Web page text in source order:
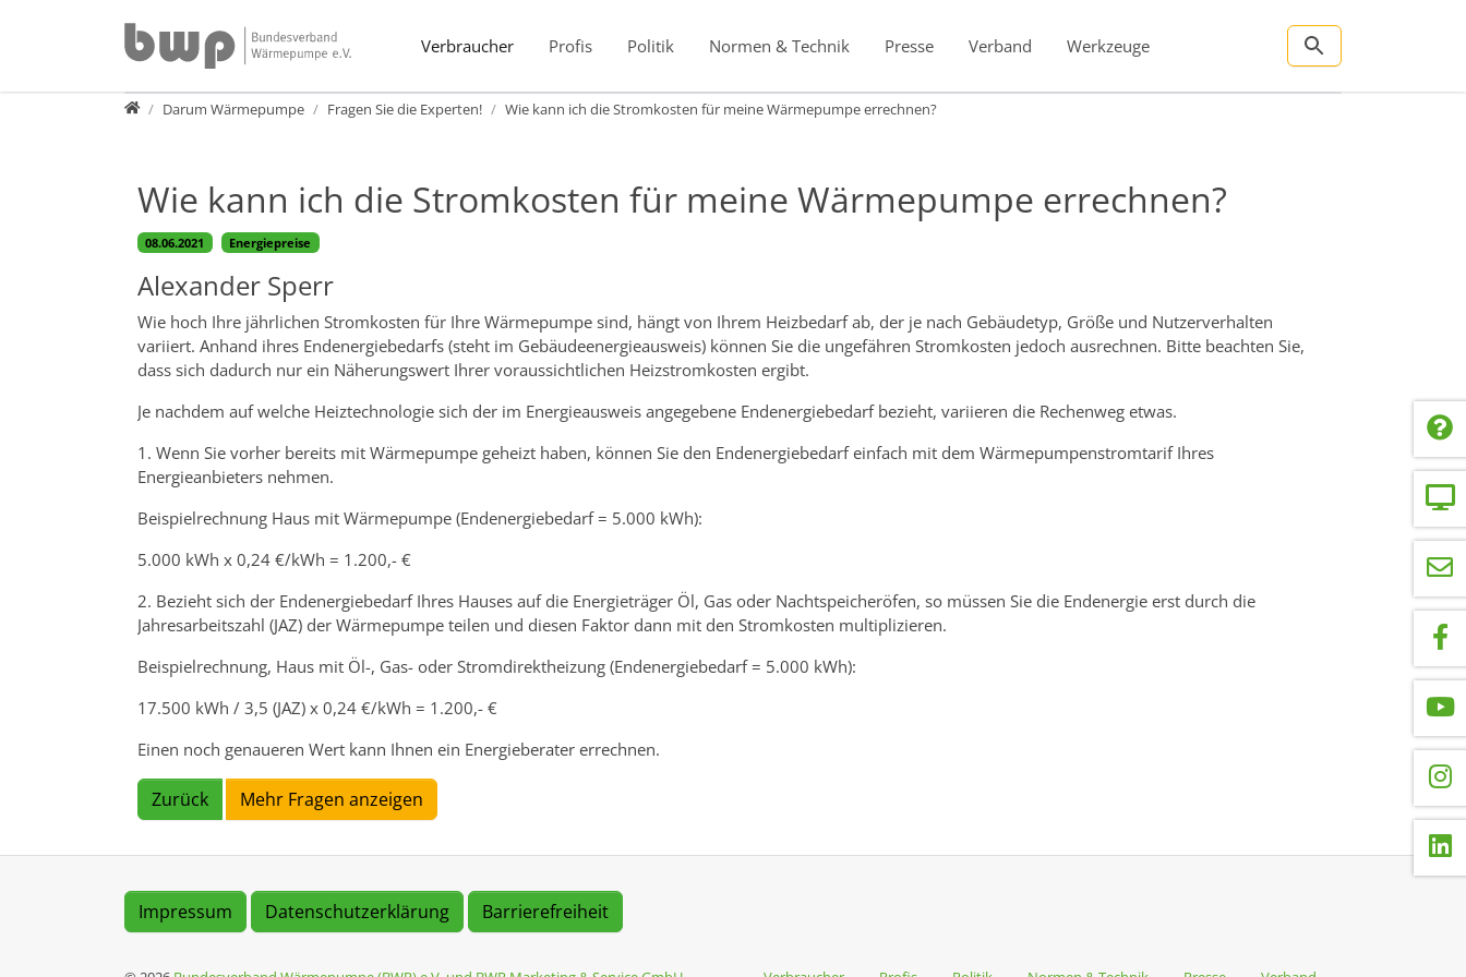
Verbraucher
Profis Politik Normen & Technik Presse Verband Werkzeuge
Verbraucher
Darum Wärmepumpe Fragen Sie die Experten! Wie kann ich die Stromkosten für meine Wärmepumpe errechnen?
Wie kann ich die Stromkosten für meine Wärmepumpe errechnen?
08.06.2021 Energiepreise
Alexander Sperr
Wie hoch Ihre jährlichen Stromkosten für Ihre Wärmepumpe sind, hängt von Ihrem Heizbedarf ab, der je nach Gebäudetyp, Größe und Nutzerverhalten
variiert. Anhand ihres Endenergiebedarfs (steht im Gebäudeenergieausweis) können Sie die ungefähren Stromkosten jedoch ausrechnen. Bitte beachten Sie,
dass sich dadurch nur ein Näherungswert Ihrer voraussichtlichen Heizstromkosten ergibt.
Je nachdem auf welche Heiztechnologie sich der im Energieausweis angegebene Endenergiebedarf bezieht, variieren die Rechenweg etwas.
1. Wenn Sie vorher bereits mit Wärmepumpe geheizt haben, können Sie den Endenergiebedarf einfach mit dem Wärmepumpenstromtarif Ihres
Energieanbieters nehmen.
Beispielrechnung Haus mit Wärmepumpe (Endenergiebedarf = 5.000 kWh):
5.000 kWh x 0,24 €/kWh = 1.200,- €
2. Bezieht sich der Endenergiebedarf Ihres Hauses auf die Energieträger Öl, Gas oder Nachtspeicheröfen, so müssen Sie die Endenergie erst durch die
Jahresarbeitszahl (JAZ) der Wärmepumpe teilen und diesen Faktor dann mit den Stromkosten multiplizieren.
Beispielrechnung, Haus mit Öl-, Gas- oder Stromdirektheizung (Endenergiebedarf = 5.000 kWh):
17.500 kWh / 3,5 (JAZ) x 0,24 €/kWh = 1.200,- €
Einen noch genaueren Wert kann Ihnen ein Energieberater errechnen.
Zurück Mehr Fragen anzeigen
Impressum Datenschutzerklärung Barrierefreiheit